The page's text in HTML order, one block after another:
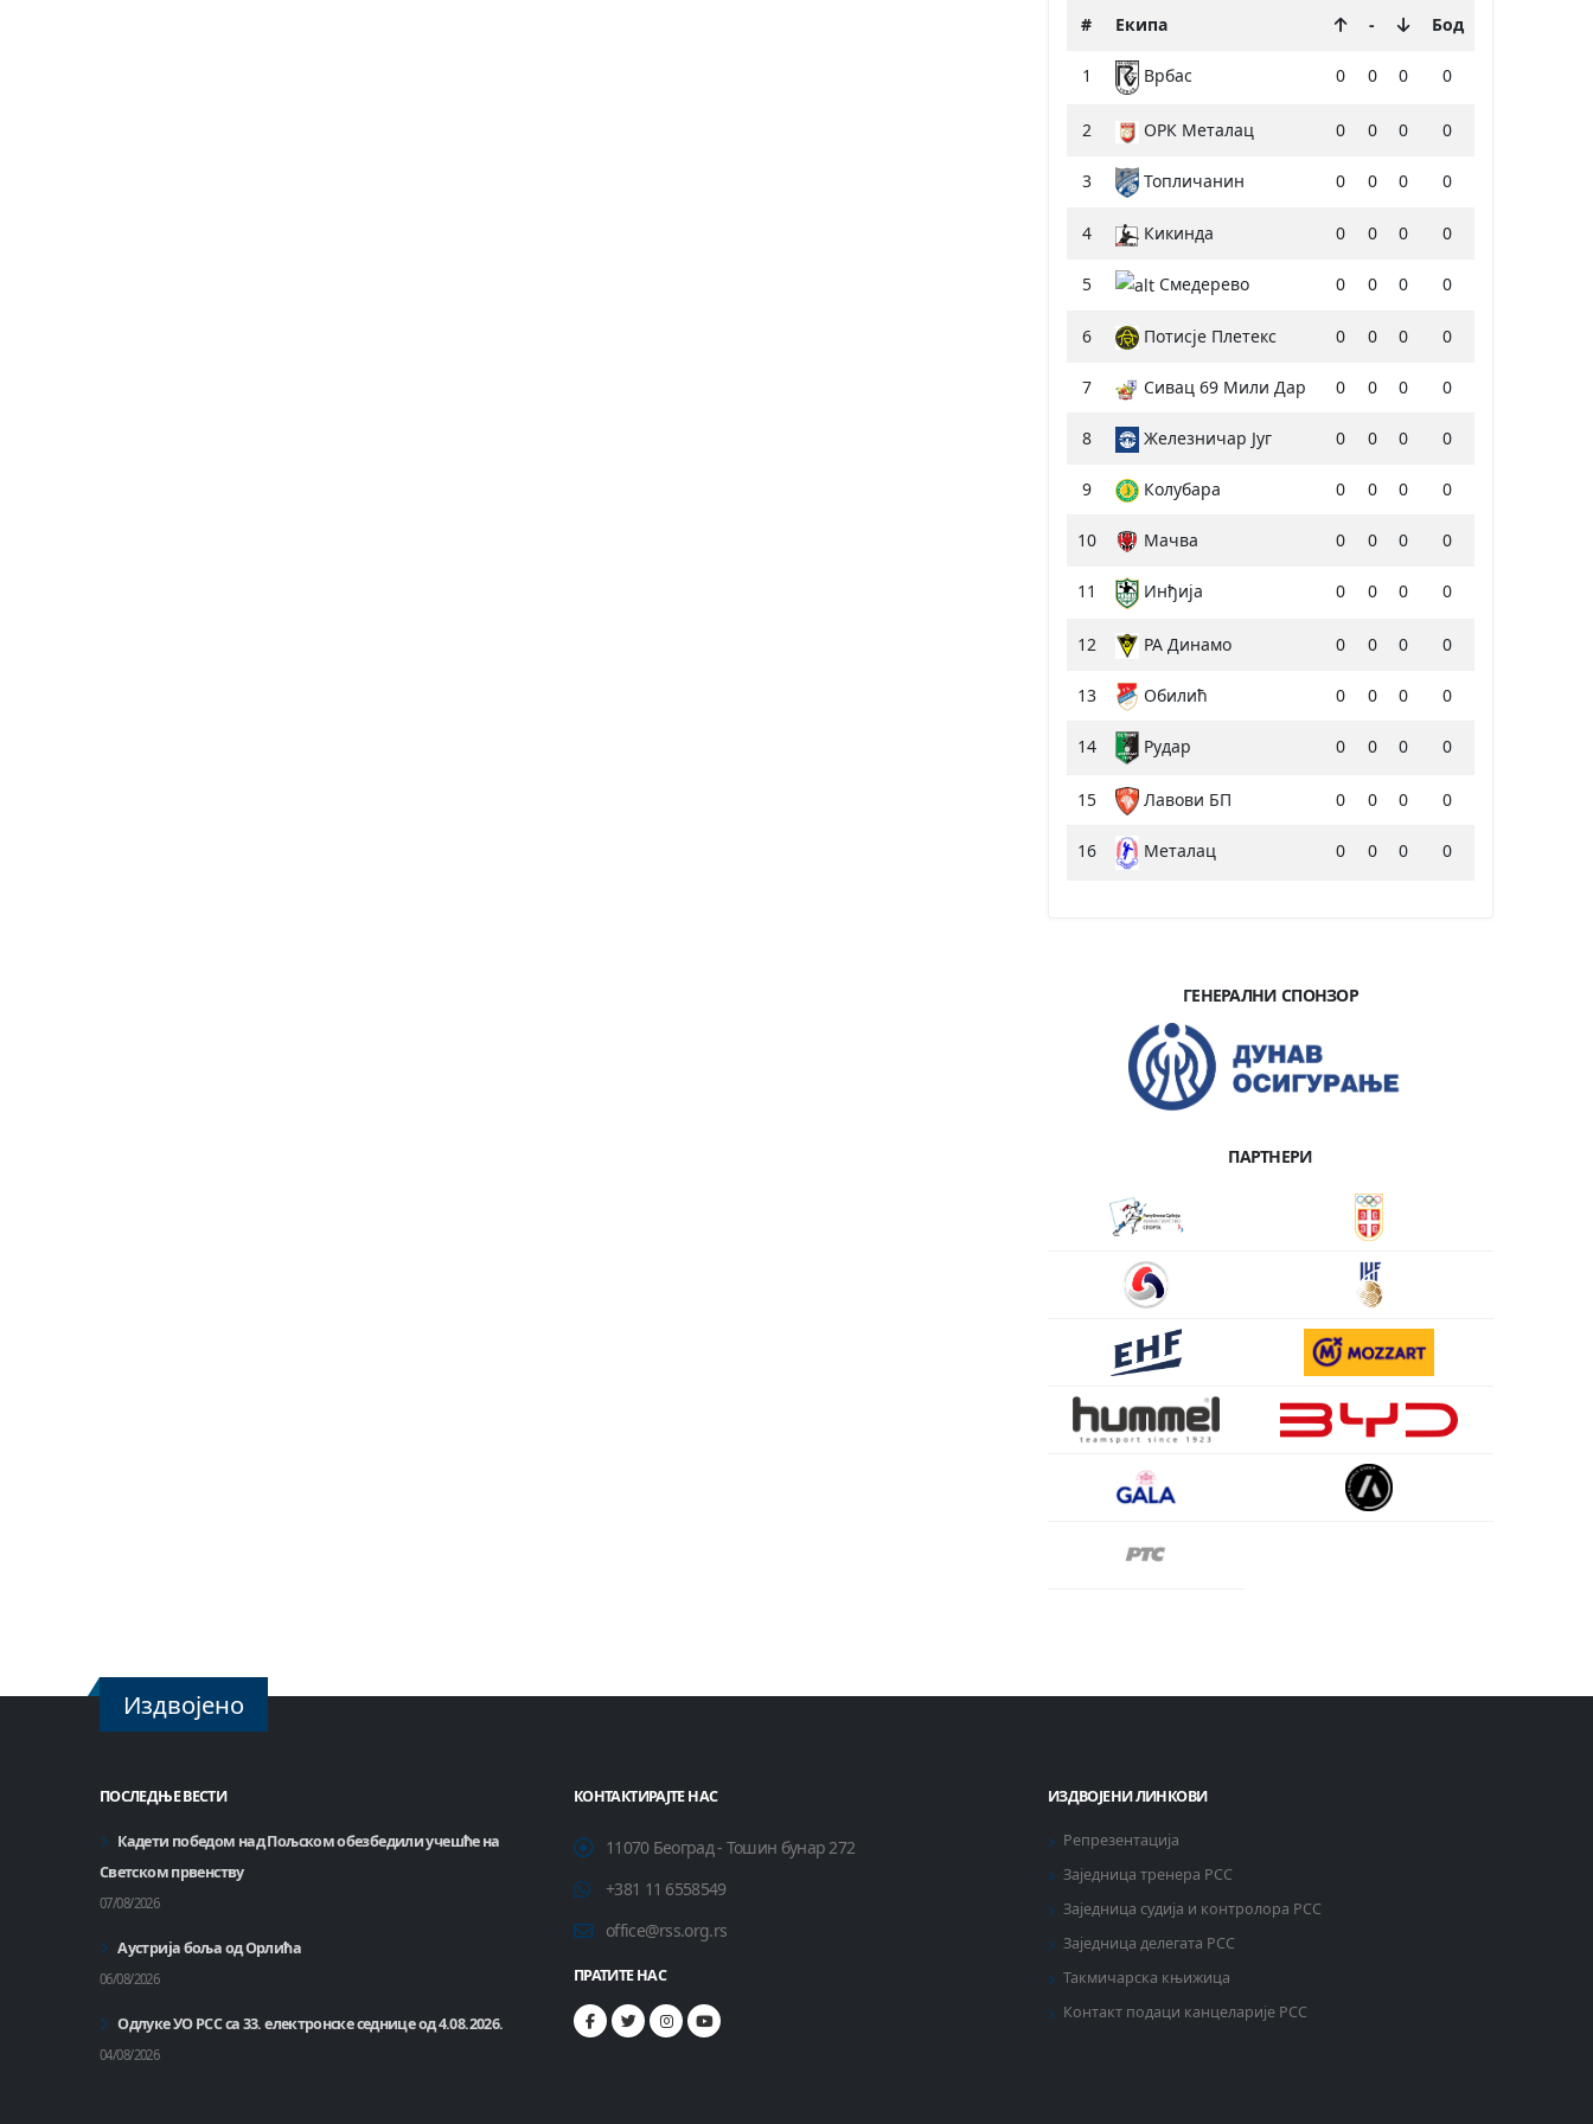
# Екипа - Бод
1 Врбас 0 0 0 0
2 ОРК Металац 0 0 0 0
3 Топличанин 0 0 0 0
4 Кикинда 0 0 0 0
5 Смедерево 0 0 0 0
6 Потисје Плетекс 0 0 0 0
7 Сивац 69 Мили Дар 0 0 0 0
8 Железничар Југ 0 0 0 0
9 Колубара 0 0 0 0
10 Мачва 0 0 0 0
11 Инђија 0 0 0 0
12 РА Динамо 0 0 0 0
13 Обилић 0 0 0 0
14 Рудар 0 0 0 0
15 Лавови БП 0 0 0 0
16 Металац 0 0 0 0
ГЕНЕРАЛНИ СПОНЗОР
ПАРТНЕРИ
Издвојено
ПОСЛЕДЊЕ ВЕСТИ
Кадети победом над Пољском обезбедили учешће на
Светском првенству
07/08/2026
Аустрија боља од Орлића
06/08/2026
Одлуке УО РСС са 33. електронске седнице од 4.08.2026.
04/08/2026
КОНТАКТИРАЈТЕ НАС
11070 Београд - Тошин бунар 272
+381 11 6558549
office@rss.org.rs
ПРАТИТЕ НАС
ИЗДВОЈЕНИ ЛИНКОВИ
Репрезентација
Заједница тренера РСС
Заједница судија и контролора РСС
Заједница делегата РСС
Такмичарска књижица
Контакт подаци канцеларије РСС